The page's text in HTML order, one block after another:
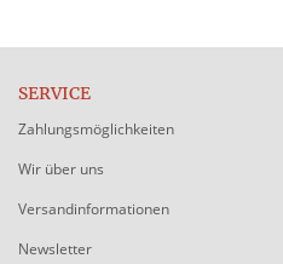
SERVICE
Zahlungsmöglichkeiten
Wir über uns
Versandinformationen
Newsletter